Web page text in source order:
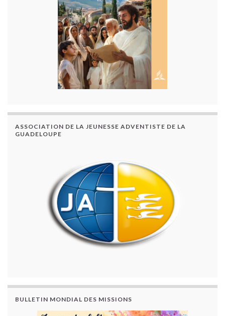
ASSOCIATION DE LA JEUNESSE ADVENTISTE DE LA
GUADELOUPE
BULLETIN MONDIAL DES MISSIONS